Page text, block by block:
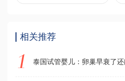
相关推荐
泰国试管婴儿：卵巢早衰了